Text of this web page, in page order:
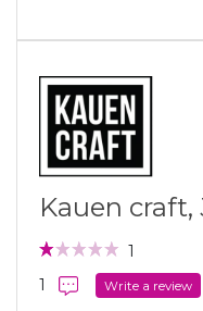
Kauen craft,
1
1
Write a review